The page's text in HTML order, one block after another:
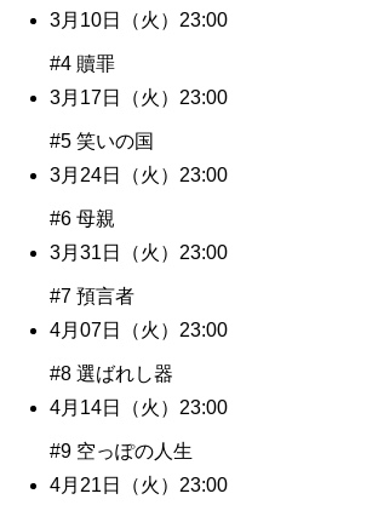
3月10日（火）23:00
#4 贖罪
3月17日（火）23:00
#5 笑いの国
3月24日（火）23:00
#6 母親
3月31日（火）23:00
#7 預言者
4月07日（火）23:00
#8 選ばれし器
4月14日（火）23:00
#9 空っぽの人生
4月21日（火）23:00